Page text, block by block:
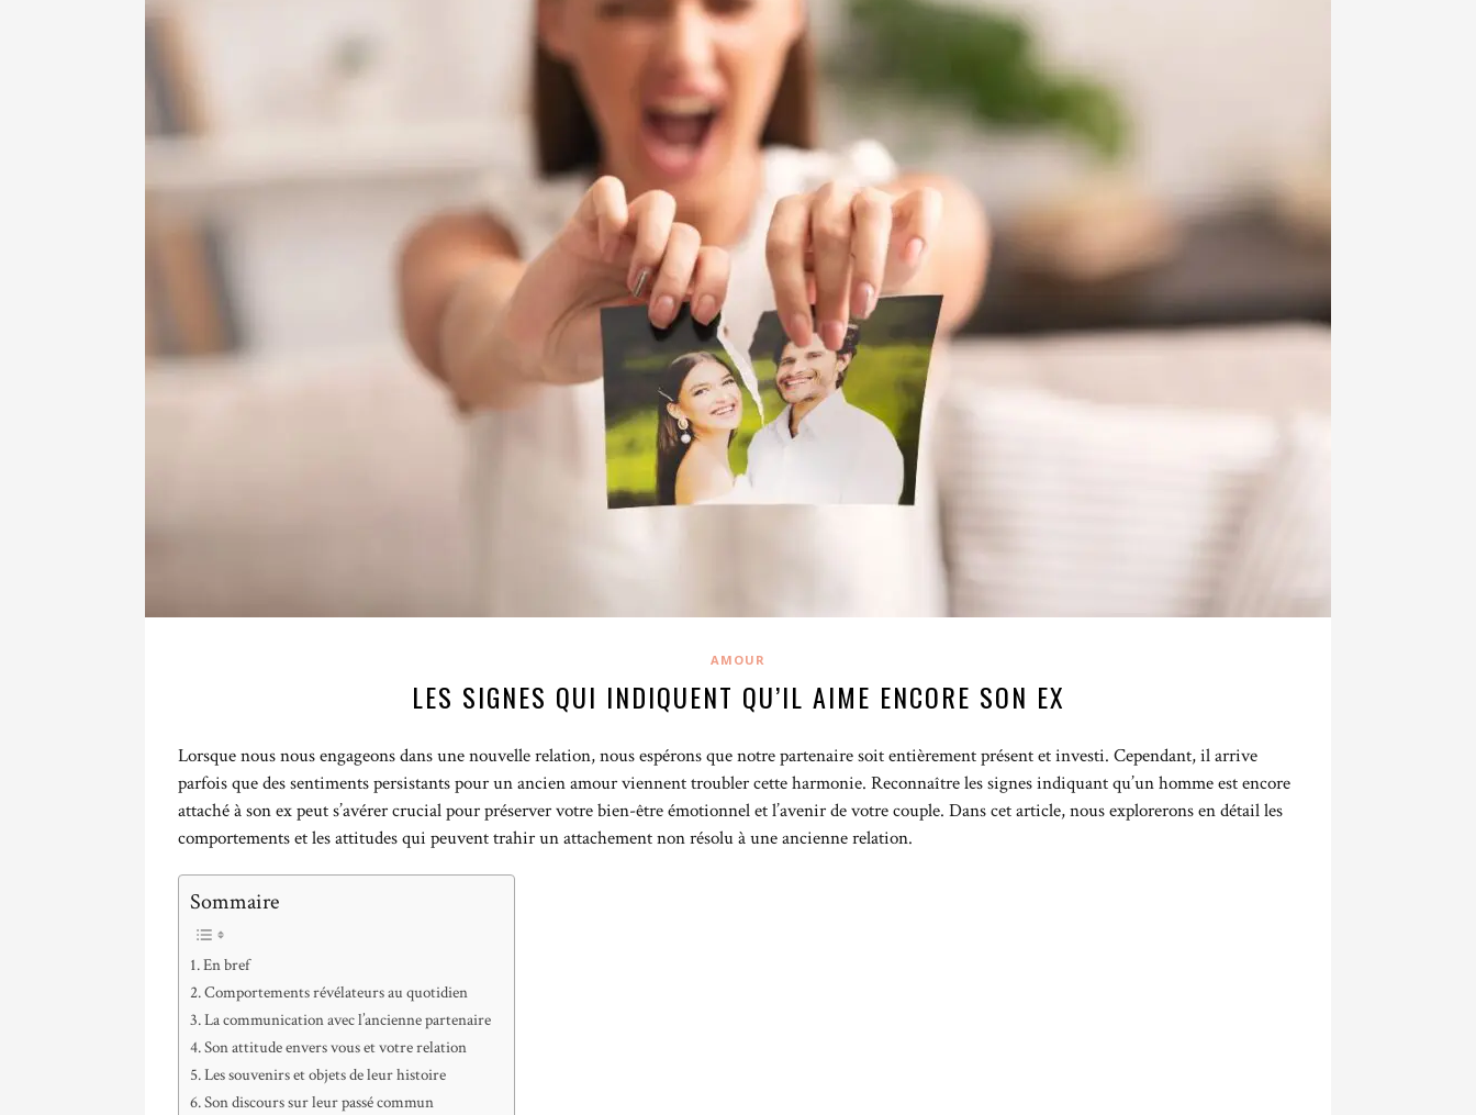
AMOUR
LES SIGNES QUI INDIQUENT QU’IL AIME ENCORE SON EX
Lorsque nous nous engageons dans une nouvelle relation, nous espérons que notre partenaire soit entièrement présent et investi. Cependant, il arrive
parfois que des sentiments persistants pour un ancien amour viennent troubler cette harmonie. Reconnaître les signes indiquant qu’un homme est encore
attaché à son ex peut s’avérer crucial pour préserver votre bien-être émotionnel et l’avenir de votre couple. Dans cet article, nous explorerons en détail les
comportements et les attitudes qui peuvent trahir un attachement non résolu à une ancienne relation.
Sommaire
En bref
Comportements révélateurs au quotidien
La communication avec l’ancienne partenaire
Son attitude envers vous et votre relation
Les souvenirs et objets de leur histoire
Son discours sur leur passé commun